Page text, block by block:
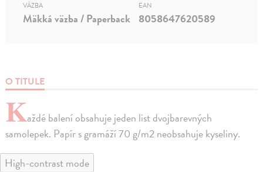
O TITULE
Každé balení obsahuje jeden list dvojbarevných
samolepek. Papír s gramáží 70 g/m2 neobsahuje kyseliny.
VÄZBA
Mäkká väzba / Paperback
EAN
8058647620589
High-contrast mode